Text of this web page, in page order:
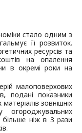
стало одним з
її розвиток.
ресурсів та
на опалення
в окремі роки на
малоповерхових
подані показники
зовнішніх
огороджувальних
більше ніж в 3 рази